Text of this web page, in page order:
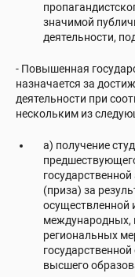
значимой
деятельности,
- Повышенная
назначается за
деятельности при
нескольким из
а) получение
(приза) за
осуществленной
международных,
региональных
высшего